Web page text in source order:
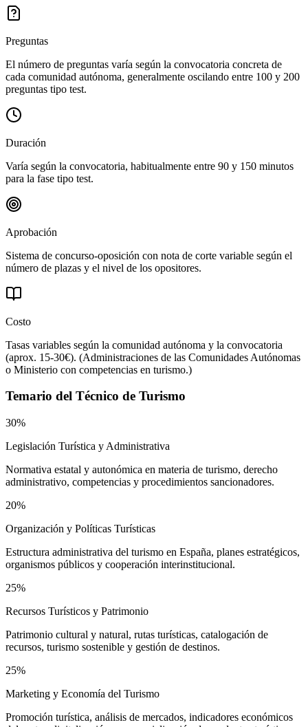
Preguntas
El número de preguntas varía según la convocatoria concreta de
cada comunidad autónoma, generalmente oscilando entre 100 y 200
preguntas tipo test.
Duración
Varía según la convocatoria, habitualmente entre 90 y 150 minutos
para la fase tipo test.
Aprobación
Sistema de concurso-oposición con nota de corte variable según el
número de plazas y el nivel de los opositores.
Costo
Tasas variables según la comunidad autónoma y la convocatoria
(aprox. 15-30€). (Administraciones de las Comunidades Autónomas
o Ministerio con competencias en turismo.)
Temario del Técnico de Turismo
30%
Legislación Turística y Administrativa
Normativa estatal y autonómica en materia de turismo, derecho
administrativo, competencias y procedimientos sancionadores.
20%
Organización y Políticas Turísticas
Estructura administrativa del turismo en España, planes estratégicos,
organismos públicos y cooperación interinstitucional.
25%
Recursos Turísticos y Patrimonio
Patrimonio cultural y natural, rutas turísticas, catalogación de
recursos, turismo sostenible y gestión de destinos.
25%
Marketing y Economía del Turismo
Promoción turística, análisis de mercados, indicadores económicos